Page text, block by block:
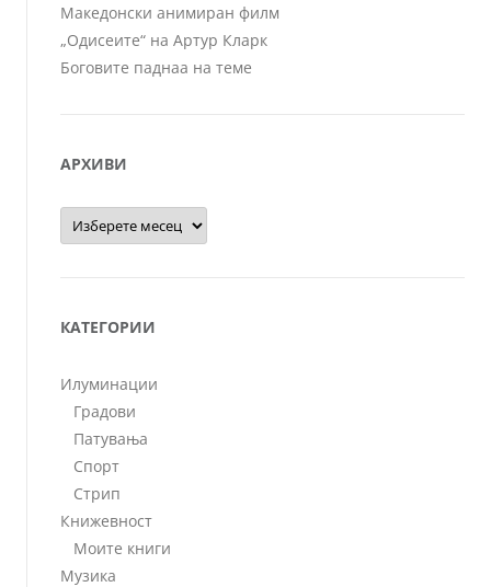
Македонски анимиран филм
„Одисеите“ на Артур Кларк
Боговите паднаа на теме
АРХИВИ
Архиви
КАТЕГОРИИ
Илуминации
Градови
Патувања
Спорт
Стрип
Книжевност
Моите книги
Музика